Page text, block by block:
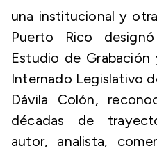
una institucional y
Puerto Rico
Estudio de
Internado Legislativo
Dávila Colón,
décadas de
autor, analista,